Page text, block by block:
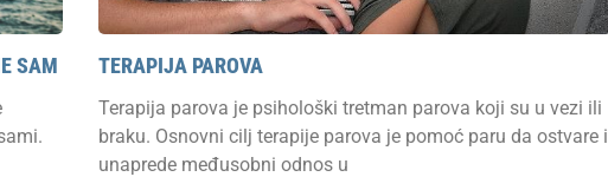
SAM TERAPIJA PAROVA
Terapija parova je psihološki tretman parova koji su u vezi ili
braku. Osnovni cilj terapije parova je pomoć paru da ostvare i
unaprede međusobni odnos u